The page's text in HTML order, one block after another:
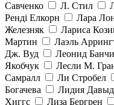
Савченко
Л. Стил
Ренді Елкорн
Лара
Железняк
Лариса
Мартин
Лаэль
Дж. Вуд
Леонид
Якобчук
Лесли М.
Самралл
Ли Стробел
Богачева
Лидия
Хиггс
Лиза Бергрен